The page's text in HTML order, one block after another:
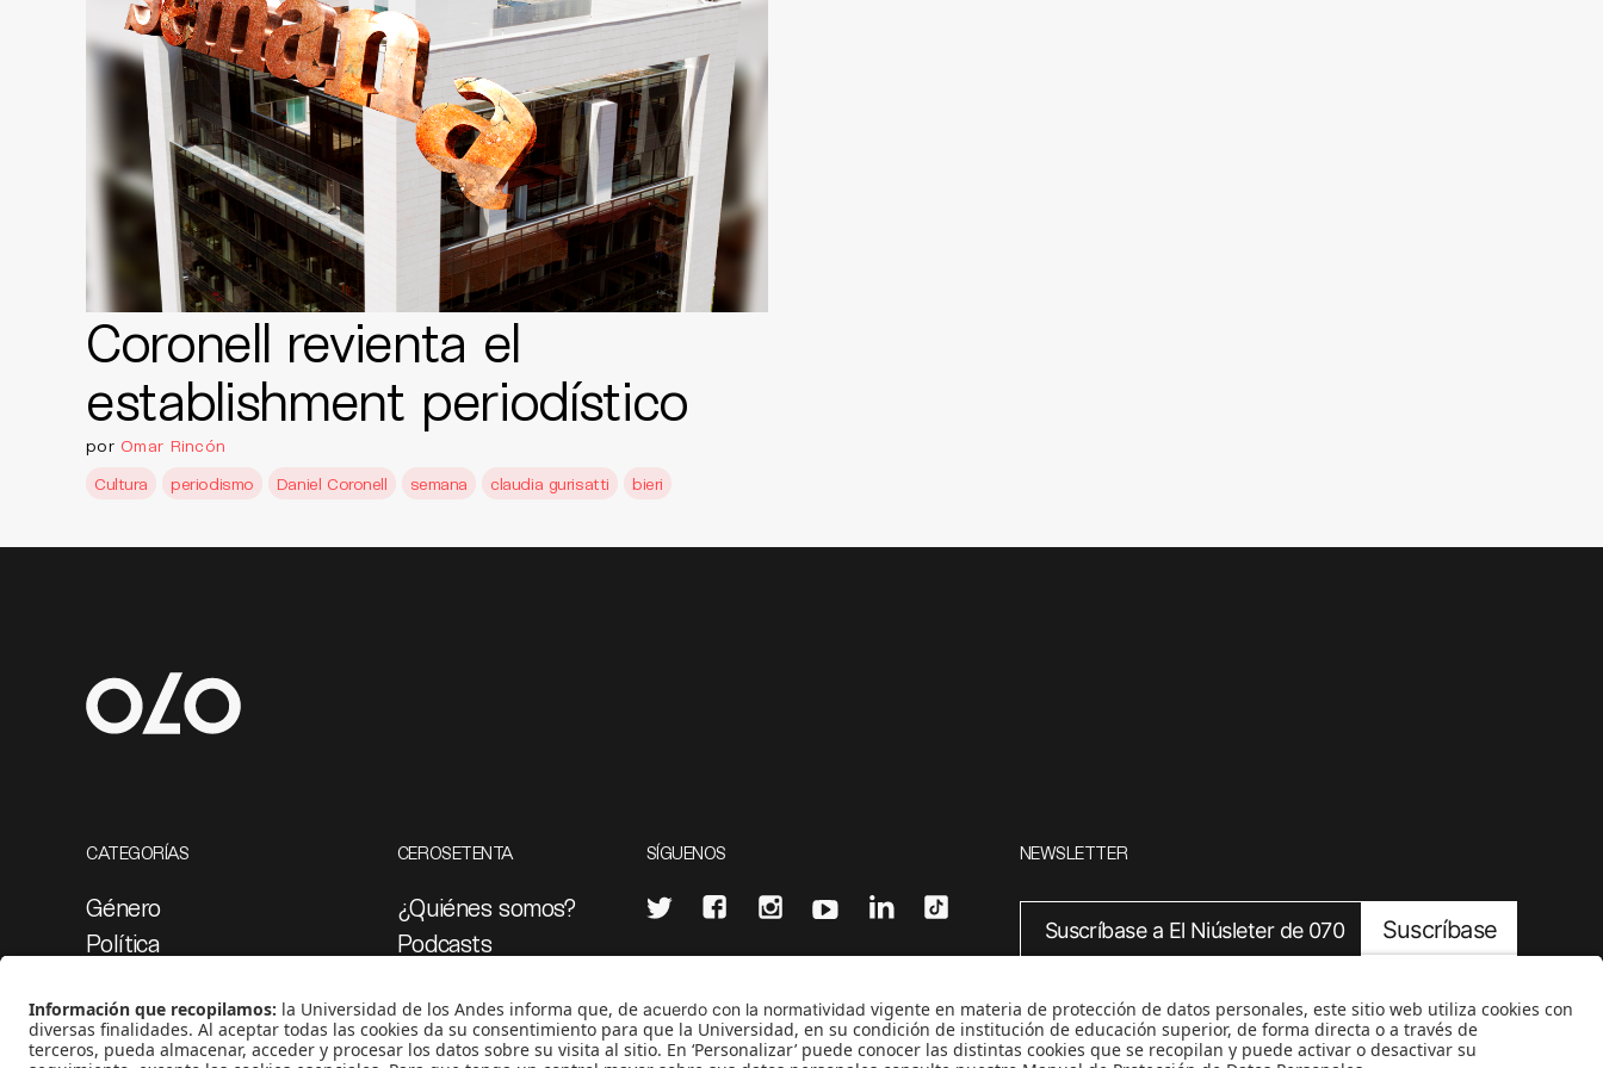
Coronell revienta el
establishment periodístico
por Omar Rincón
Cultura
periodismo Daniel Coronell semana claudia gurisatti bieri
CATEGORÍAS
Género
Política
Medio ambiente
Medios y periodismo
CEROSETENTA
¿Quiénes somos?
Podcasts
Proyectos 070
SÍGUENOS
CONTÁCTANOS
cerosetenta@uniandes.edu.co
NEWSLETTER
Suscríbase